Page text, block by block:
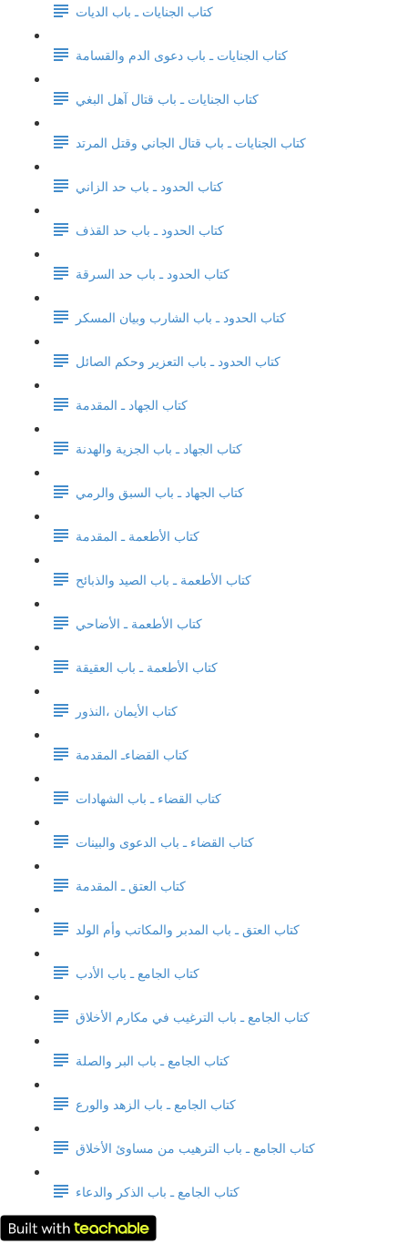
كتاب الجنايات ـ باب الديات
كتاب الجنايات ـ باب دعوى الدم والقسامة
كتاب الجنايات ـ باب قتال آهل البغي
كتاب الجنايات ـ باب قتال الجاني وقتل المرتد
كتاب الحدود ـ باب حد الزاني
كتاب الحدود ـ باب حد القذف
كتاب الحدود ـ باب حد السرقة
كتاب الحدود ـ باب الشارب وبيان المسكر
كتاب الحدود ـ باب التعزير وحكم الصائل
كتاب الجهاد ـ المقدمة
كتاب الجهاد ـ باب الجزية والهدنة
كتاب الجهاد ـ باب السبق والرمي
كتاب الأطعمة ـ المقدمة
كتاب الأطعمة ـ باب الصيد والذبائح
كتاب الأطعمة ـ الأضاحي
كتاب الأطعمة ـ باب العقيقة
كتاب الأيمان ،النذور
كتاب القضاءـ المقدمة
كتاب القضاء ـ باب الشهادات
كتاب القضاء ـ باب الدعوى والبينات
كتاب العتق ـ المقدمة
كتاب العتق ـ باب المدبر والمكاتب وأم الولد
كتاب الجامع ـ باب الأدب
كتاب الجامع ـ باب الترغيب في مكارم الأخلاق
كتاب الجامع ـ باب البر والصلة
كتاب الجامع ـ باب الزهد والورع
كتاب الجامع ـ باب الترهيب من مساوئ الأخلاق
كتاب الجامع ـ باب الذكر والدعاء